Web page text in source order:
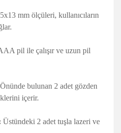
mm ölçüleri, kullanıcıların
pil ile çalışır ve uzun pil
Önünde bulunan 2 adet gözden
içerir.
Üstündeki 2 adet tuşla lazeri ve